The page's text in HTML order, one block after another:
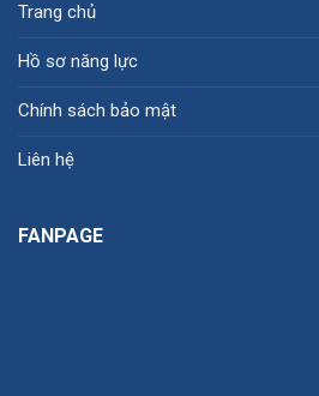
Trang chủ
Hồ sơ năng lực
Chính sách bảo mật
Liên hệ
FANPAGE